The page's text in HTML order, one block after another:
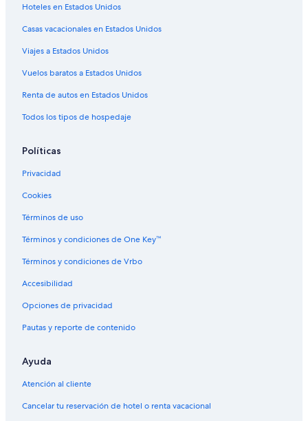
Hoteles con guardería en Nashville
Hoteles con hidromasaje en Nashville
Hoteles con traslado del/al aeropuerto en Nashville
Hoteles cerca de viñedos en Nashville
Hoteles con vista al mar en Nashville
Hoteles en la naturaleza en Nashville
Hoteles de La Quinta Inn & Suites en Nashville
Hoteles de Loews en Nashville
Hoteles de Motel 6 en Nashville
Hoteles de Red Roof Inn en Nashville
Hoteles en Nashville
Moteles en Nashville
Villas en Nashville
Hoteles cerca de Centro Musical de la Ciudad
Hoteles con concierge en Centro de Nashville
Hoteles con spa en Centro de Nashville
Hoteles todo incluido en Centro de Nashville
Hoteles en Estados Unidos
Casas vacacionales en Estados Unidos
Viajes a Estados Unidos
Vuelos baratos a Estados Unidos
Renta de autos en Estados Unidos
Todos los tipos de hospedaje
Políticas
Privacidad
Cookies
Términos de uso
Términos y condiciones de One Key™
Términos y condiciones de Vrbo
Accesibilidad
Opciones de privacidad
Pautas y reporte de contenido
Ayuda
Atención al cliente
Cancelar tu reservación de hotel o renta vacacional